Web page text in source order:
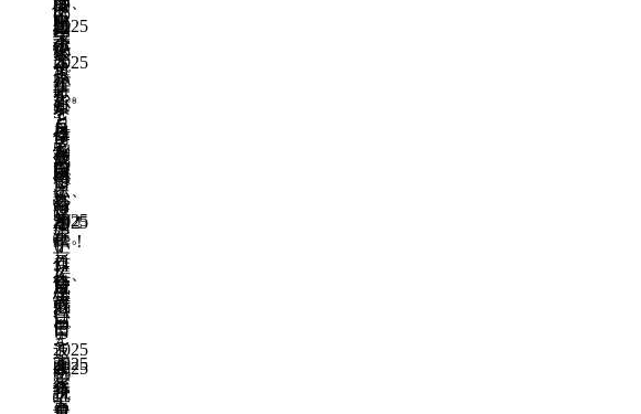
既
読
日
2025
年
11
月
5
日
既
読
思
い
ま
す。
作
成
日
2025
年
11
月
5
日
既
読
使
っ
て
い
こ
う
と
思
い
ま
す！
作
成
日
2025
年
生
成
A
I
を
う
ま
く
活
用
し
て、
生
活
を
よ
り
の
未
来
が
楽
し
み
で
あ
る！
作
成
日
2025
年
11
た
い
で
す。
作
成
日
2025
年
11
月
5
日
既
読
2025
年
11
月
5
日
既
読
的
に
な
っ
た
と
き
な
ど、
違
う
言
い
方
で
返
し
て
て
み
よ
う
か
と
思
い
ま
し
た。
作
成
日
2025
年
7
に
学
び
な
が
ら
利
用
し
た
い
と
思
い
ま
す。
家
事